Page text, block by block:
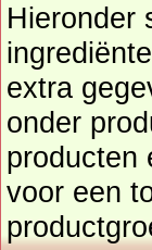
Hieronder
ingrediënten en
extra
onder
producten en
voor een